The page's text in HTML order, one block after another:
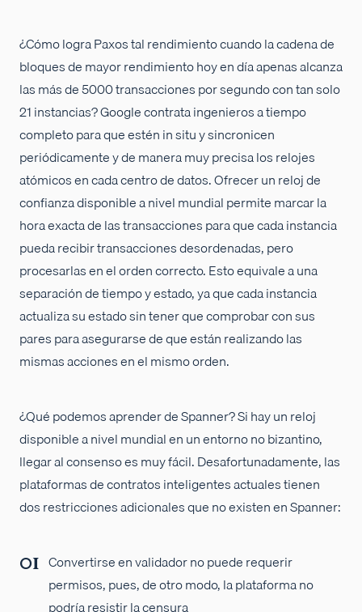
¿Cómo logra Paxos tal rendimiento cuando la cadena de
bloques de mayor rendimiento hoy en día apenas alcanza
las más de 5000 transacciones por segundo con tan solo
21 instancias? Google contrata ingenieros a tiempo
completo para que estén in situ y sincronicen
periódicamente y de manera muy precisa los relojes
atómicos en cada centro de datos. Ofrecer un reloj de
confianza disponible a nivel mundial permite marcar la
hora exacta de las transacciones para que cada instancia
pueda recibir transacciones desordenadas, pero
procesarlas en el orden correcto. Esto equivale a una
separación de tiempo y estado, ya que cada instancia
actualiza su estado sin tener que comprobar con sus
pares para asegurarse de que están realizando las
mismas acciones en el mismo orden.
¿Qué podemos aprender de Spanner? Si hay un reloj
disponible a nivel mundial en un entorno no bizantino,
llegar al consenso es muy fácil. Desafortunadamente, las
plataformas de contratos inteligentes actuales tienen
dos restricciones adicionales que no existen en Spanner:
Convertirse en validador no puede requerir
permisos, pues, de otro modo, la plataforma no
podría resistir la censura